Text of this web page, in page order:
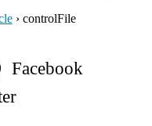
› controlFile
Facebook